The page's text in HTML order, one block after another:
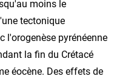
moins le
tectonique
l'orogenèse pyrénéenne
la fin du Crétacé
éocène. Des effets de